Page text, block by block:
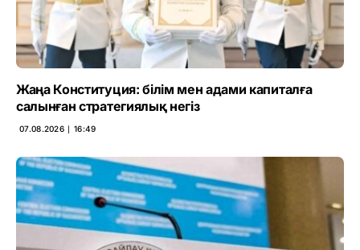
Жаңа Конституция: білім мен адами капиталға
салынған стратегиялық негіз
07.08.2026 ∣ 16:49